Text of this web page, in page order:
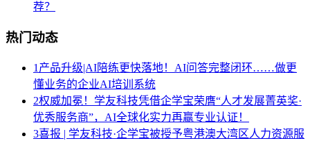
荐？
热门动态
1 产品升级|AI陪练更快落地！AI问答完整闭环……做更
懂业务的企业AI培训系统
2权威加冕！学友科技凭借企学宝荣膺“人才发展菁英奖·
优秀服务商”，AI全球化实力再赢专业认证！
3喜报 | 学友科技·企学宝被授予粤港澳大湾区人力资源服